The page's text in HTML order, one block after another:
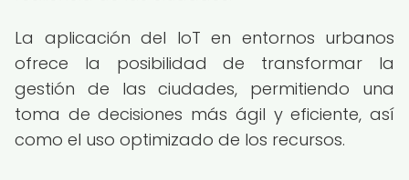
La aplicación del IoT en entornos urbanos
ofrece la posibilidad de transformar la
gestión de las ciudades, permitiendo una
toma de decisiones más ágil y eficiente, así
como el uso optimizado de los recursos.